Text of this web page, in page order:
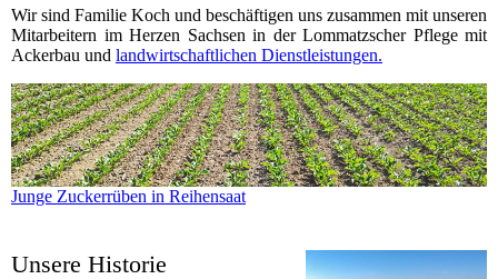
Wir sind Familie Koch und beschäftigen uns zusammen mit unseren
Mitarbeitern im Herzen Sachsen in der Lommatzscher Pflege mit
Ackerbau und landwirtschaftlichen Dienstleistungen.
Junge Zuckerrüben in Reihensaat
Unsere Historie